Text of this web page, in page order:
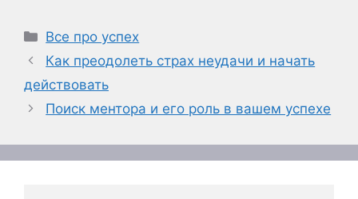
Рубрики
Все про успех
Как преодолеть страх неудачи и начать
действовать
Поиск ментора и его роль в вашем успехе